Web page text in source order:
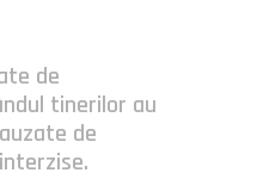
de
tinerilor au
de